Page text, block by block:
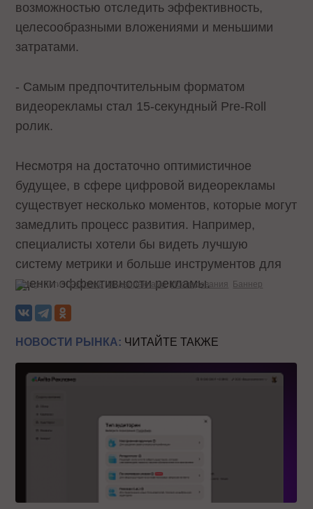
возможностью отследить эффективность,
целесообразными вложениями и меньшими
затратами.
- Самым предпочтительным форматом
видеорекламы стал 15-секундный Pre-Roll
ролик.
Несмотря на достаточно оптимистичное
будущее, в сфере цифровой видеорекламы
существует несколько моментов, которые могут
замедлить процесс развития. Например,
специалисты хотели бы видеть лучшую
систему метрики и больше инструментов для
оценки эффективности рекламы.
Теги: Реклама Видеореклама Исследования Баннер
НОВОСТИ РЫНКА: ЧИТАЙТЕ ТАКЖЕ